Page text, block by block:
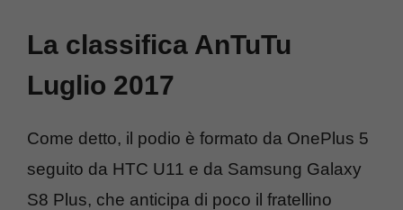
La classifica AnTuTu
Luglio 2017
Come detto, il podio è formato da OnePlus 5
seguito da HTC U11 e da Samsung Galaxy
S8 Plus, che anticipa di poco il fratellino